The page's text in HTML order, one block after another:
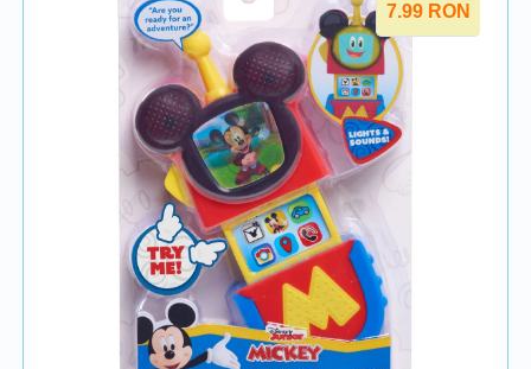
7.99 RON